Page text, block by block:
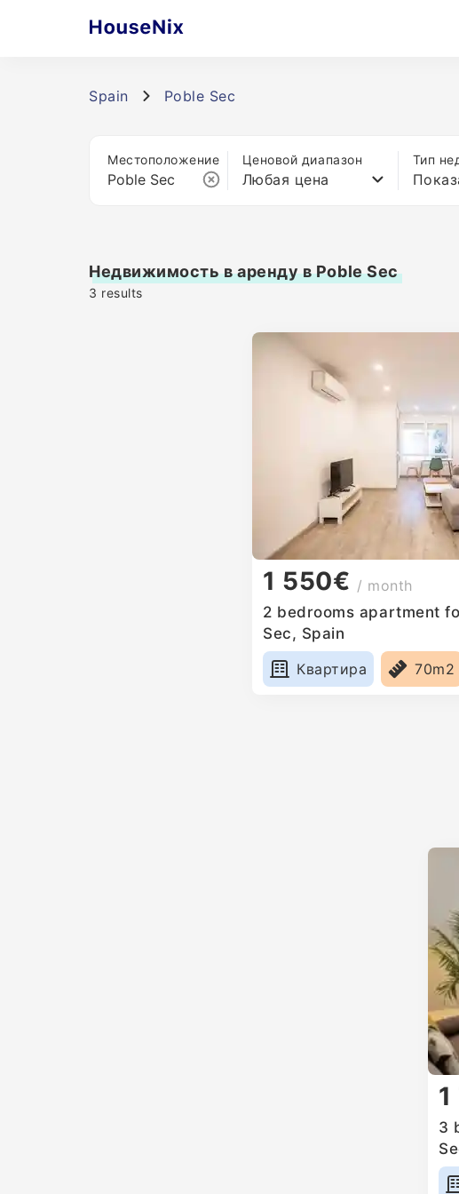
Spain Poble Sec
Местоположение Ценовой диапазон
Любая цена
Тип
Недвижимость в аренду в Poble Sec
3 results
1 550€ / month
2 bedrooms apartment
Sec, Spain
Квартира
70m2
3